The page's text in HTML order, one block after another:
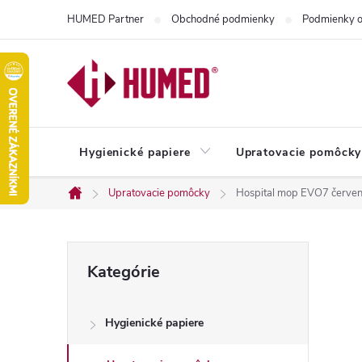
obsah
HUMED Partner Obchodné podmienky Podmienky
Hygienické papiere Upratovacie pomôcky
Domov
Upratovacie pomôcky Hospital mop EVO7
č
kategórie
Kategórie
Hygienické papiere